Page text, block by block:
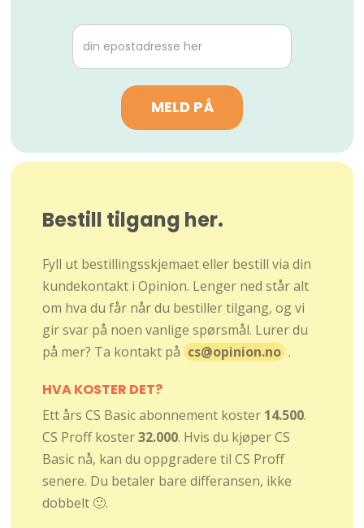
Bestill tilgang her.
Fyll ut bestillingsskjemaet eller bestill via din
kundekontakt i Opinion. Lenger ned står alt
om hva du får når du bestiller tilgang, og vi
gir svar på noen vanlige spørsmål. Lurer du
på mer? Ta kontakt på cs@opinion.no .
HVA KOSTER DET?
Ett års CS Basic abonnement koster 14.500.
CS Proff koster32.000. Hvis du kjøper CS
Basic nå, kan du oppgradere til CS Proff
senere. Du betaler bare differansen, ikke
dobbelt 🙂.